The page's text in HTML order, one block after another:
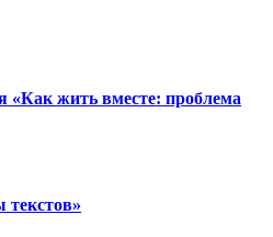
«Как жить вместе: проблема
текстов»